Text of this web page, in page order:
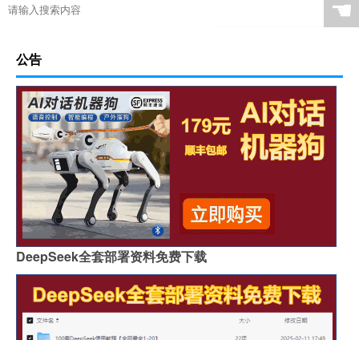
☚
公告
DeepSeek全套部署资料免费下载